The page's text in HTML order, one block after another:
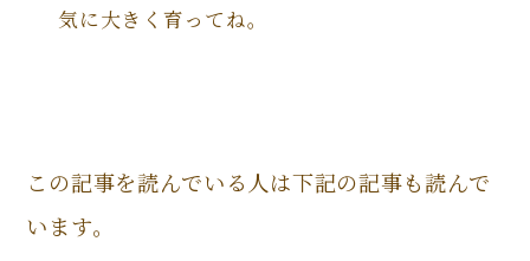
気に大きく育ってね。
この記事を読んでいる人は下記の記事も読んで
います。